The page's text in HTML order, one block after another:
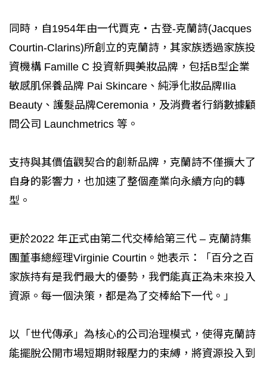
同時，自1954年由一代賈克・古登-克蘭詩(Jacques
Courtin-Clarins)所創立的克蘭詩，其家族透過家族投
資機構 Famille C 投資新興美妝品牌，包括B型企業
敏感肌保養品牌 Pai Skincare、純淨化妝品牌Ilia
Beauty、護髮品牌Ceremonia，及消費者行銷數據顧
問公司 Launchmetrics 等。
支持與其價值觀契合的創新品牌，克蘭詩不僅擴大了
自身的影響力，也加速了整個產業向永續方向的轉
型。
更於2022 年正式由第二代交棒給第三代 – 克蘭詩集
團董事總經理Virginie Courtin。她表示：「百分之百
家族持有是我們最大的優勢，我們能真正為未來投入
資源。每一個決策，都是為了交棒給下一代。」
以「世代傳承」為核心的公司治理模式，使得克蘭詩
能擺脫公開市場短期財報壓力的束縛，將資源投入到